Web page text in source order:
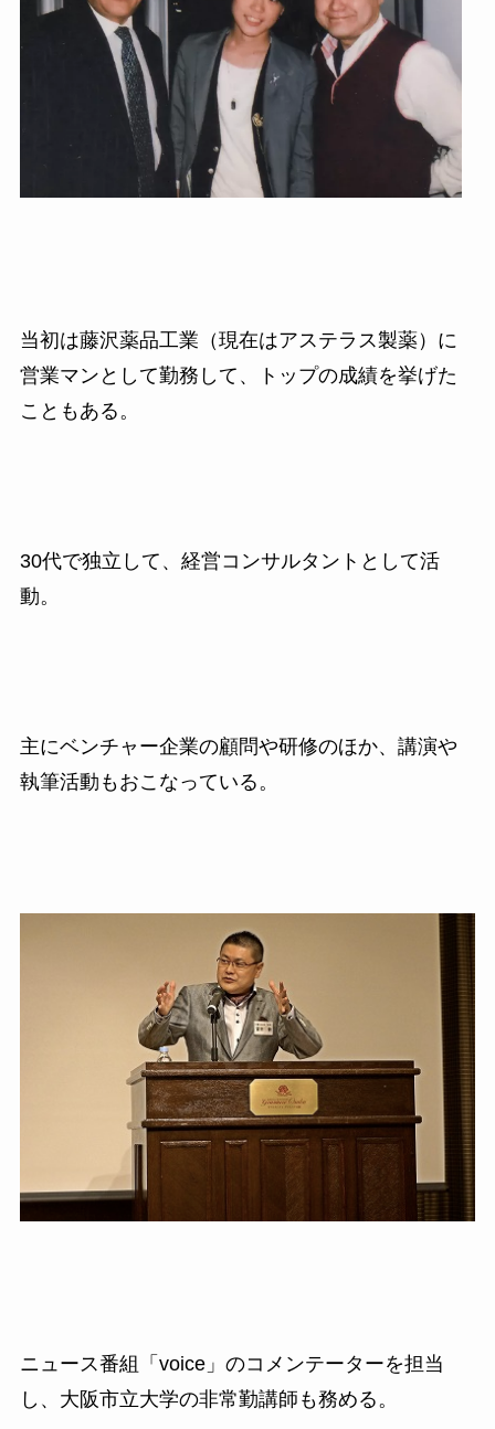
当初は藤沢薬品工業（現在はアステラス製薬）に
営業マンとして勤務して、トップの成績を挙げた
こともある。
30代で独立して、経営コンサルタントとして活
動。
主にベンチャー企業の顧問や研修のほか、講演や
執筆活動もおこなっている。
ニュース番組「 voice」のコメンテーターを担当
し、大阪市立大学の非常勤講師も務める。